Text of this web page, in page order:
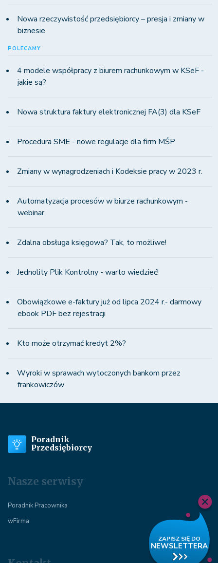
Nowa rzeczywistość przedsiębiorcy – presja i zmiany w
biznesie
POLECAMY
4 modele współpracy z biurem rachunkowym w KSeF -
jakie są?
Nowa struktura faktury elektronicznej FA(3) dla KSeF
Procedura SME - nowe regulacje dla firm MŚP
Zmiany w wynagrodzeniach i Kodeksie pracy w 2023 r.
Automatyzacja procesów w biurze rachunkowym -
webinar
Zdalna obsługa księgowa? Tak, to możliwe!
Jednolity Plik Kontrolny - warto wiedzieć!
Obowiązkowe e-faktury już od lipca 2024 r.- darmowy
ebook PDF bez rejestracji
Kto może otrzymać kredyt 2%?
Wyroki w sprawach wytoczonych bankom przez
frankowiczów
Poradnik
Przedsiębiorcy
Nasze serwisy
Poradnik Pracownika
wFirma